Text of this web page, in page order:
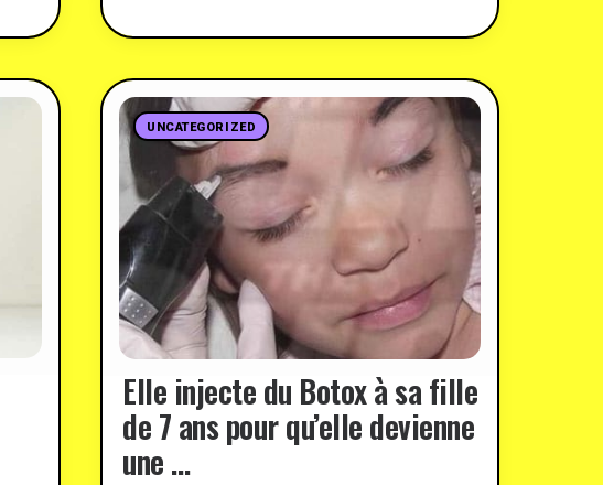
UNCATEGORIZED
Elle injecte du Botox à sa fille
de 7 ans pour qu’elle devienne
une …